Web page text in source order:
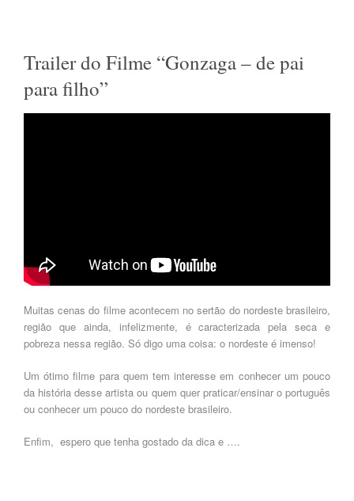
Trailer do Filme “Gonzaga – de pai
para filho”
Muitas cenas do filme acontecem no sertão do nordeste brasileiro,
região que ainda, infelizmente, é caracterizada pela seca e
pobreza nessa região. Só digo uma coisa: o nordeste é imenso!
Um ótimo filme para quem tem interesse em conhecer um pouco
da história desse artista ou quem quer praticar/ensinar o português
ou conhecer um pouco do nordeste brasileiro.
Enfim, espero que tenha gostado da dica e ….